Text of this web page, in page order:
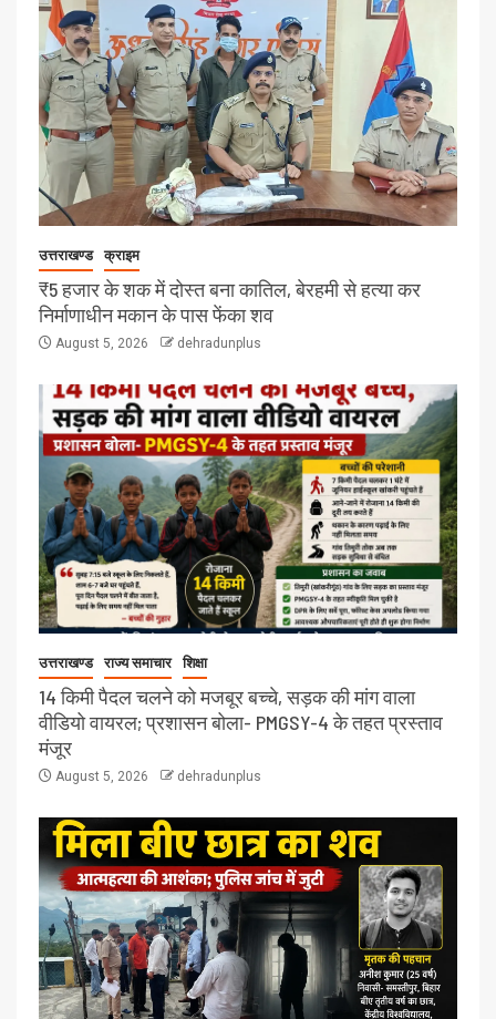
उत्तराखण्ड क्राइम
₹5 हजार के शक में दोस्त बना कातिल, बेरहमी से हत्या कर
निर्माणाधीन मकान के पास फेंका शव
August 5, 2026 dehradunplus
उत्तराखण्ड राज्य समाचार शिक्षा
14 किमी पैदल चलने को मजबूर बच्चे, सड़क की मांग वाला
वीडियो वायरल; प्रशासन बोला- PMGSY-4 के तहत प्रस्ताव
मंजूर
August 5, 2026 dehradunplus